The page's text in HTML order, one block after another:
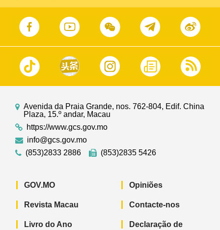
Avenida da Praia Grande, nos. 762-804, Edif. China
Plaza, 15.º andar, Macau
https://www.gcs.gov.mo
info@gcs.gov.mo
(853)2833 2886
(853)2835 5426
GOV.MO
Revista Macau
Livro do Ano
Opiniões
Contacte-nos
Declaração de